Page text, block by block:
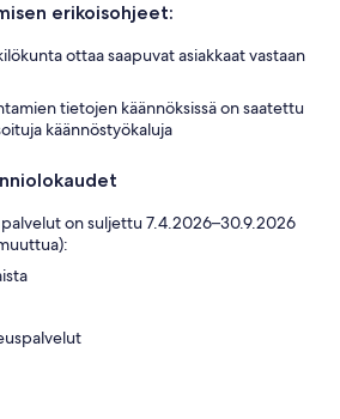
erikoisohjeet:
ottaa saapuvat asiakkaat vastaan
tietojen käännöksissä on saatettu
käännöstyökaluja
on suljettu 7.4.2026–30.9.2026